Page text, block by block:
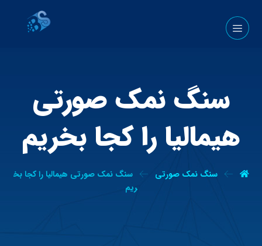
سنگ نمک صورتی
هیمالیا را کجا بخریم
سنگ نمک صورتی
سنگ نمک صورتی هیمالیا را کجا بخ
ریم